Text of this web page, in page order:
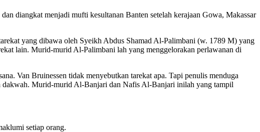
diangkat menjadi mufti kesultanan Banten setelah kerajaan Gowa, Makassar
yang dibawa oleh Syeikh Abdus Shamad Al-Palimbani (w. 1789 M) yang
lain. Murid-murid Al-Palimbani lah yang menggelorakan perlawanan di
Van Bruinessen tidak menyebutkan tarekat apa. Tapi penulis menduga
dakwah. Murid-murid Al-Banjari dan Nafis Al-Banjari inilah yang tampil
setiap orang.